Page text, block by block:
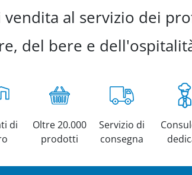
al servizio dei
del bere e
di
Oltre 20.000
prodotti
Servizio di
consegna